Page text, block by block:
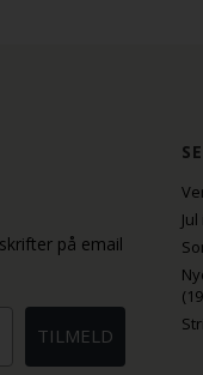
på email
TILMELD